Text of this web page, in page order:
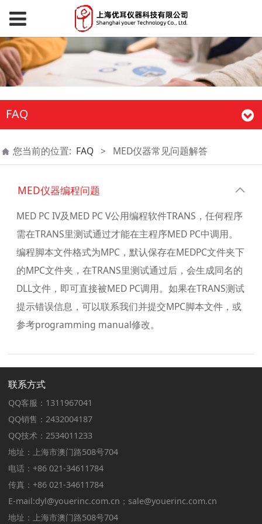
FAQ
您当前的位置: FAQ > MED仪器常见问题解答
MED仪器编程问题
MED PC IV及MED PC V公用编程软件TRANS，任何程序
需在TRANS里测试通过才能在主程序MED PC中调用。
编程脚本文件格式为MPC，默认保存在MEDPC文件夹下
的MPC文件夹，在TRANS里测试通过后，会生成同名的
DLL文件，即可直接被MED PC调用。如果在TRANS测试
提示错误信息，可以联系我们并提交MPC脚本文件，或
参考programming manual修改。
联系方式
QQ客服：1311967041
QQ销售：2432004187
QQ技术：2534011233
地址：上海市澳门路508号704
电话：+86 021-34611784
传真：+86 021-34611784
E-mail:dyl@youerinc.com.cn；sale@youerinc.com.cn
地址：上海市澳门路508号704